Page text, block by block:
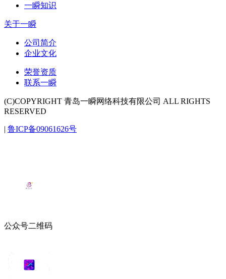
一瞬知识
关于一瞬
公司简介
企业文化
荣誉资质
联系一瞬
(C)COPYRIGHT 青岛一瞬网络科技有限公司 ALL RIGHTS
RESERVED
| 鲁ICP备09061626号
公众号二维码